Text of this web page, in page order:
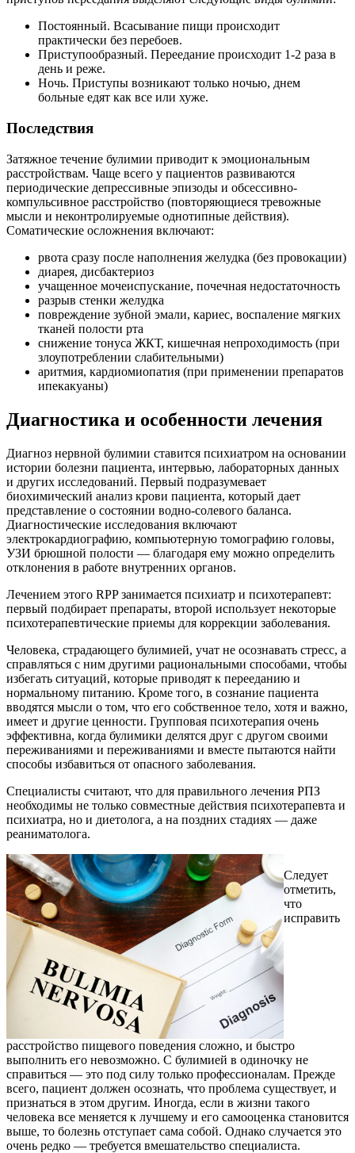
Постоянный. Всасывание пищи происходит
практически без перебоев.
Приступообразный. Переедание происходит 1-2 раза в
день и реже.
Ночь. Приступы возникают только ночью, днем ​​
больные едят как все или хуже.
Последствия
Затяжное течение булимии приводит к эмоциональным
расстройствам. Чаще всего у пациентов развиваются
периодические депрессивные эпизоды и обсессивно-
компульсивное расстройство (повторяющиеся тревожные
мысли и неконтролируемые однотипные действия).
Соматические осложнения включают:
рвота сразу после наполнения желудка (без провокации)
диарея, дисбактериоз
учащенное мочеиспускание, почечная недостаточность
разрыв стенки желудка
повреждение зубной эмали, кариес, воспаление мягких
тканей полости рта
снижение тонуса ЖКТ, кишечная непроходимость (при
злоупотреблении слабительными)
аритмия, кардиомиопатия (при применении препаратов
ипекакуаны)
Диагностика и особенности лечения
Диагноз нервной булимии ставится психиатром на основании
истории болезни пациента, интервью, лабораторных данных
и других исследований. Первый подразумевает
биохимический анализ крови пациента, который дает
представление о состоянии водно-солевого баланса.
Диагностические исследования включают
электрокардиографию, компьютерную томографию головы,
УЗИ брюшной полости — благодаря ему можно определить
отклонения в работе внутренних органов.
Лечением этого RPP занимается психиатр и психотерапевт:
первый подбирает препараты, второй использует некоторые
психотерапевтические приемы для коррекции заболевания.
Человека, страдающего булимией, учат не осознавать стресс, а
справляться с ним другими рациональными способами, чтобы
избегать ситуаций, которые приводят к перееданию и
нормальному питанию. Кроме того, в сознание пациента
вводятся мысли о том, что его собственное тело, хотя и важно,
имеет и другие ценности. Групповая психотерапия очень
эффективна, когда булимики делятся друг с другом своими
переживаниями и переживаниями и вместе пытаются найти
способы избавиться от опасного заболевания.
Специалисты считают, что для правильного лечения РПЗ
необходимы не только совместные действия психотерапевта и
психиатра, но и диетолога, а на поздних стадиях — даже
реаниматолога.
Следует
отметить,
что
исправить
расстройство пищевого поведения сложно, и быстро
выполнить его невозможно. С булимией в одиночку не
справиться — это под силу только профессионалам. Прежде
всего, пациент должен осознать, что проблема существует, и
признаться в этом другим. Иногда, если в жизни такого
человека все меняется к лучшему и его самооценка становится
выше, то болезнь отступает сама собой. Однако случается это
очень редко — требуется вмешательство специалиста.